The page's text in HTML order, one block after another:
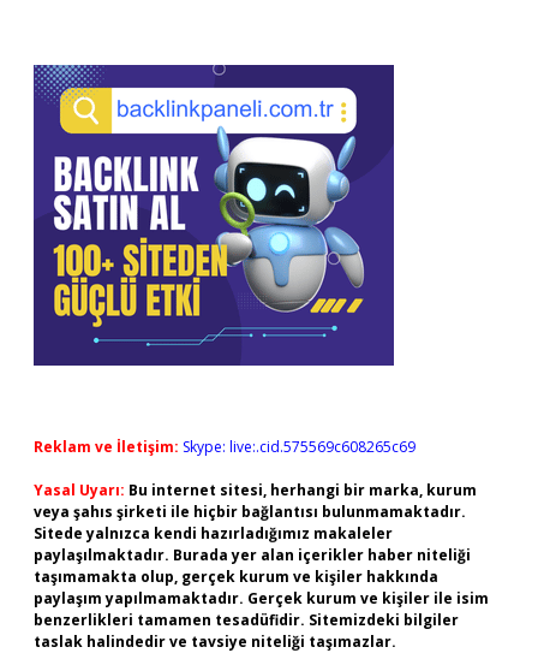
Reklam ve İletişim: Skype: live:.cid.575569c608265c69
Yasal Uyarı: Bu internet sitesi, herhangi bir marka, kurum
veya şahıs şirketi ile hiçbir bağlantısı bulunmamaktadır.
Sitede yalnızca kendi hazırladığımız makaleler
paylaşılmaktadır. Burada yer alan içerikler haber niteliği
taşımamakta olup, gerçek kurum ve kişiler hakkında
paylaşım yapılmamaktadır. Gerçek kurum ve kişiler ile isim
benzerlikleri tamamen tesadüfidir. Sitemizdeki bilgiler
taslak halindedir ve tavsiye niteliği taşımazlar.